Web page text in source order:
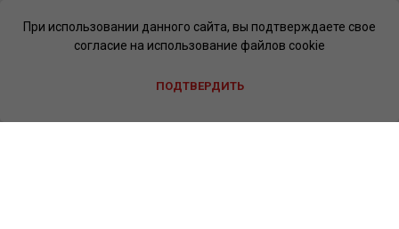
При использовании данного сайта, вы подтверждаете свое
согласие на использование файлов cookie
ПОДТВЕРДИТЬ